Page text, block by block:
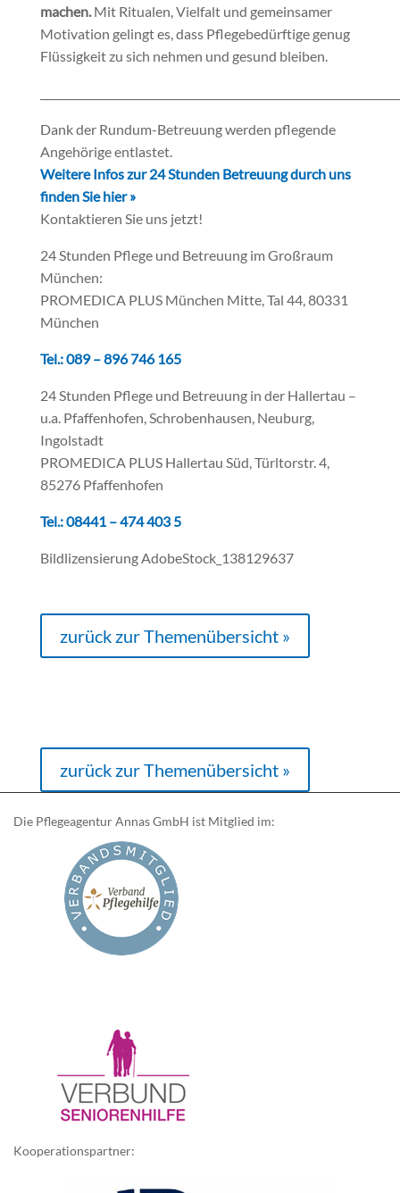
machen.Mit Ritualen, Vielfalt und gemeinsamer
Motivation gelingt es, dass Pflegebedürftige genug
Flüssigkeit zu sich nehmen und gesund bleiben.
Dank der Rundum-Betreuung werden pflegende
Angehörige entlastet.
Weitere Infos zur 24 Stunden Betreuung durch uns
finden Sie hier »
Kontaktieren Sie uns jetzt!
24 Stunden Pflege und Betreuung im Großraum
München:
PROMEDICA PLUS München Mitte, Tal 44, 80331
München
Tel.: 089 – 896 746 165
24 Stunden Pflege und Betreuung in der Hallertau –
u.a. Pfaffenhofen, Schrobenhausen, Neuburg,
Ingolstadt
PROMEDICA PLUS Hallertau Süd, Türltorstr. 4,
85276 Pfaffenhofen
Tel.: 08441 – 474 403 5
Bildlizensierung AdobeStock_138129637
zurück zur Themenübersicht »
zurück zur Themenübersicht »
Die Pflegeagentur Annas GmbH ist Mitglied im:
Kooperationspartner: